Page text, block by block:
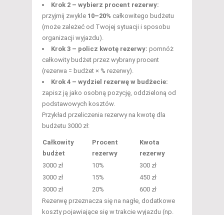
Krok 2 – wybierz procent rezerwy:
przyjmij zwykle 10–20% całkowitego budżetu
(może zależeć od Twojej sytuacji i sposobu
organizacji wyjazdu).
Krok 3 – policz kwotę rezerwy: pomnóż
całkowity budżet przez wybrany procent
(rezerwa = budżet × % rezerwy).
Krok 4 – wydziel rezerwę w budżecie:
zapisz ją jako osobną pozycję, oddzieloną od
podstawowych kosztów.
Przykład przeliczenia rezerwy na kwotę dla
budżetu 3000 zł:
Całkowity
budżet
Procent
rezerwy
Kwota
rezerwy
3000 zł
10%
300 zł
3000 zł
15%
450 zł
3000 zł
20%
600 zł
Rezerwę przeznacza się na nagłe, dodatkowe
koszty pojawiające się w trakcie wyjazdu (np.